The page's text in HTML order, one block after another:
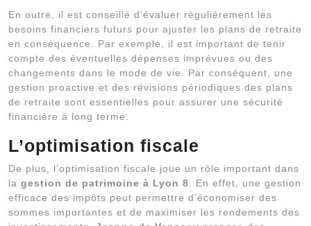
En outre, il est conseillé d’évaluer régulièrement les
besoins financiers futurs pour ajuster les plans de retraite
en conséquence. Par exemple, il est important de tenir
compte des éventuelles dépenses imprévues ou des
changements dans le mode de vie. Par conséquent, une
gestion proactive et des révisions périodiques des plans
de retraite sont essentielles pour assurer une sécurité
financière à long terme.
L’optimisation fiscale
De plus, l’optimisation fiscale joue un rôle important dans
la gestion de patrimoine à Lyon 8 . En effet, une gestion
efficace des impôts peut permettre d’économiser des
sommes importantes et de maximiser les rendements des